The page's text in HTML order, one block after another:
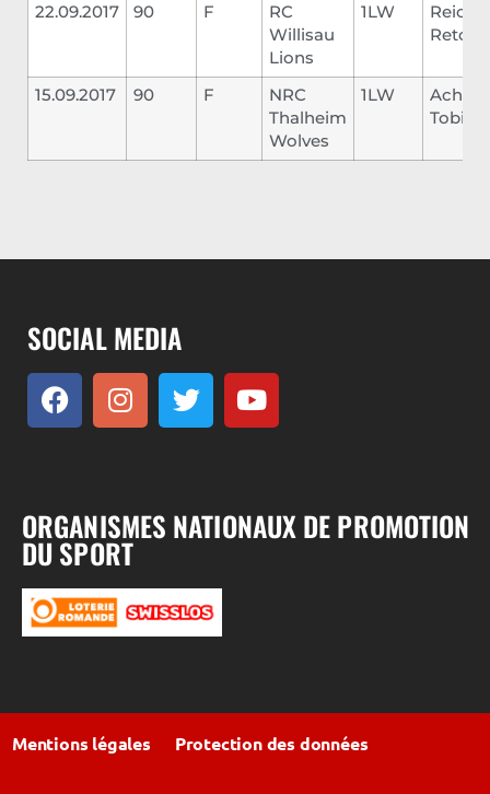
22.09.2017
90 F
RC
Willisau
Lions
1LW
Reto
15.09.2017 90 F
NRC
Thalheim
Wolves
1LW
Tobias
SOCIAL MEDIA
ORGANISMES NATIONAUX DE PROMOTION
DU SPORT
Mentions légales Protection des données